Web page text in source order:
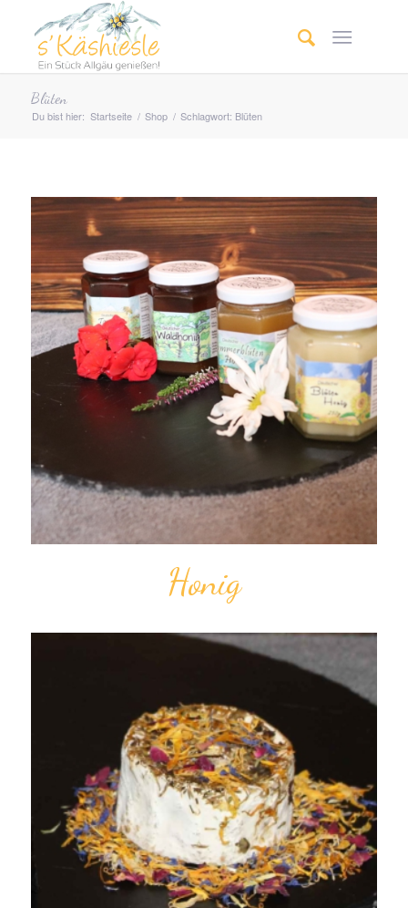
Blüten
Du bist hier: Startseite / Shop / Schlagwort: Blüten
Honig